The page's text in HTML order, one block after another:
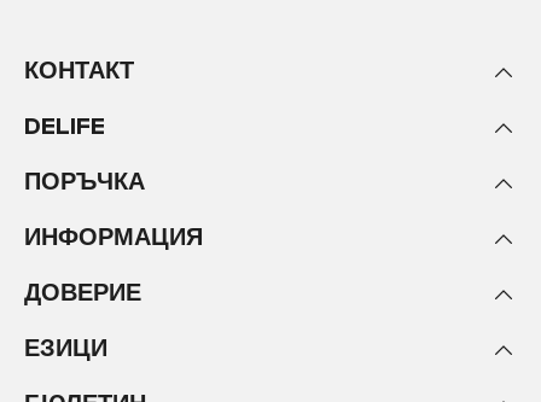
КОНТАКТ
DELIFE
ПОРЪЧКА
ИНФОРМАЦИЯ
ДОВЕРИЕ
ЕЗИЦИ